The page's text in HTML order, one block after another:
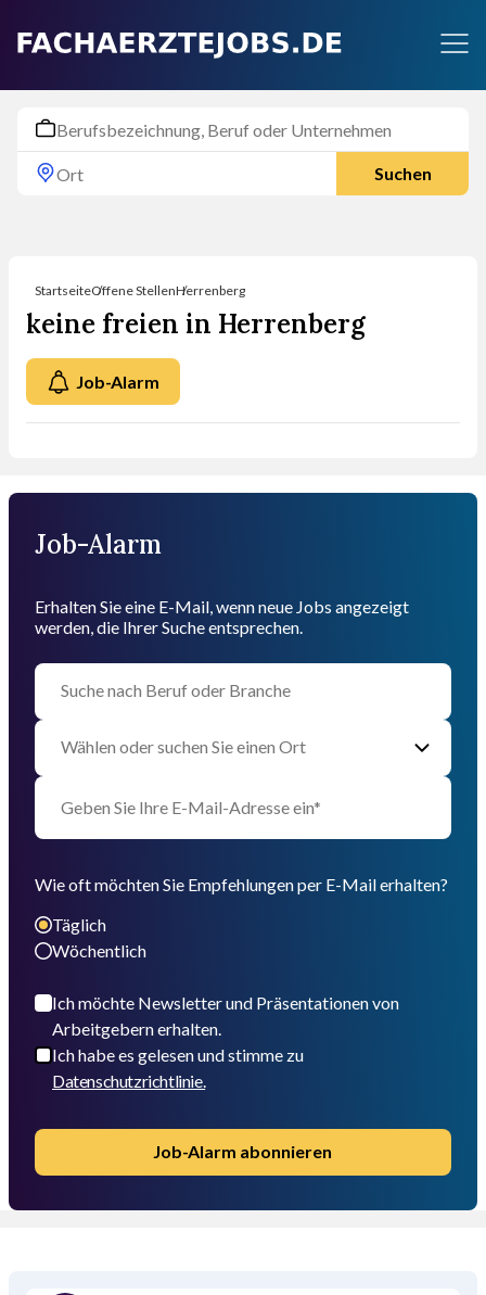
Suchen
StartseiteOffene StellenHerrenberg
keine freien in Herrenberg
Job-Alarm
Job-Alarm
Erhalten Sie eine E-Mail, wenn neue Jobs angezeigt
werden, die Ihrer Suche entsprechen.
Wie oft möchten Sie Empfehlungen per E-Mail erhalten?
Täglich
Wöchentlich
Ich möchte Newsletter und Präsentationen von
Arbeitgebern erhalten.
Ich habe es gelesen und stimme zu
Datenschutzrichtlinie.
Job-Alarm abonnieren